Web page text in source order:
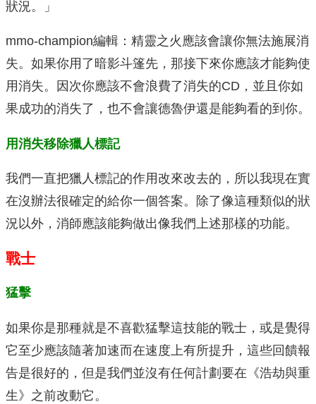
狀況。」
mmo-champion編輯：精靈之火應該會讓你無法施展消
失。如果你用了暗影斗篷先，那接下來你應該才能夠使
用消失。因次你應該不會浪費了消失的CD，並且你如
果成功的消失了，也不會讓德魯伊還是能夠看的到你。
用消失移除獵人標記
我們一直把獵人標記的作用改來改去的，所以我現在實
在沒辦法很確定的給你一個答案。除了像這種類似的狀
況以外，消師應該能夠做出像我們上述那樣的功能。
戰士
猛擊
如果你是那種就是不喜歡猛擊這技能的戰士，或是覺得
它至少應該隨著加速而在速度上有所提升，這些回饋報
告是很好的，但是我們並沒有任何計劃要在《浩劫與重
生》之前改動它。